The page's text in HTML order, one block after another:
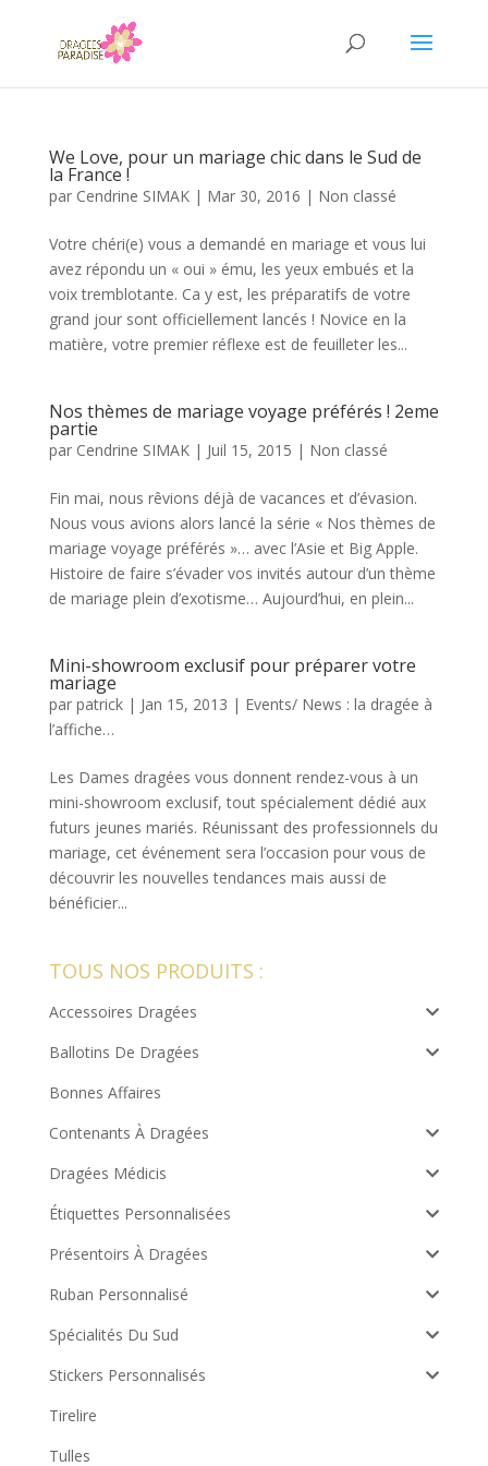
We Love, pour un mariage chic dans le Sud de
la France !
par Cendrine SIMAK| Mar 30, 2016 | Non classé
Votre chéri(e) vous a demandé en mariage et vous lui
avez répondu un « oui » ému, les yeux embués et la
voix tremblotante. Ca y est, les préparatifs de votre
grand jour sont officiellement lancés ! Novice en la
matière, votre premier réflexe est de feuilleter les...
Nos thèmes de mariage voyage préférés ! 2eme
partie
par Cendrine SIMAK| Juil 15, 2015 | Non classé
Fin mai, nous rêvions déjà de vacances et d’évasion.
Nous vous avions alors lancé la série « Nos thèmes de
mariage voyage préférés »… avec l’Asie et Big Apple.
Histoire de faire s’évader vos invités autour d’un thème
de mariage plein d’exotisme… Aujourd’hui, en plein...
Mini-showroom exclusif pour préparer votre
mariage
par patrick| Jan 15, 2013 | Events/ News : la dragée à
l’affiche…
Les Dames dragées vous donnent rendez-vous à un
mini-showroom exclusif, tout spécialement dédié aux
futurs jeunes mariés. Réunissant des professionnels du
mariage, cet événement sera l’occasion pour vous de
découvrir les nouvelles tendances mais aussi de
bénéficier...
TOUS NOS PRODUITS :
Accessoires Dragées
Ballotins De Dragées
Bonnes Affaires
Contenants À Dragées
Dragées Médicis
Étiquettes Personnalisées
Présentoirs À Dragées
Ruban Personnalisé
Spécialités Du Sud
Stickers Personnalisés
Tirelire
Tulles